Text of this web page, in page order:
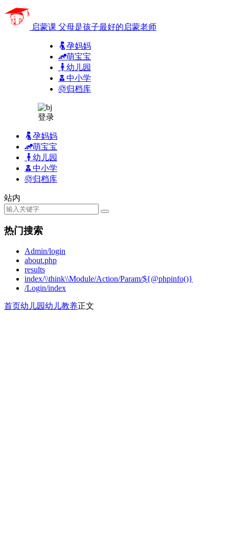
启蒙课 父母是孩子最好的启蒙老师
孕妈妈
萌宝宝
幼儿园
中小学
归档库
登录
孕妈妈
萌宝宝
幼儿园
中小学
归档库
站内
热门搜索
Admin/login
about.php
results
index/\\think\\Module/Action/Param/${@phpinfo()}
/Login/index
首页幼儿园幼儿教养正文